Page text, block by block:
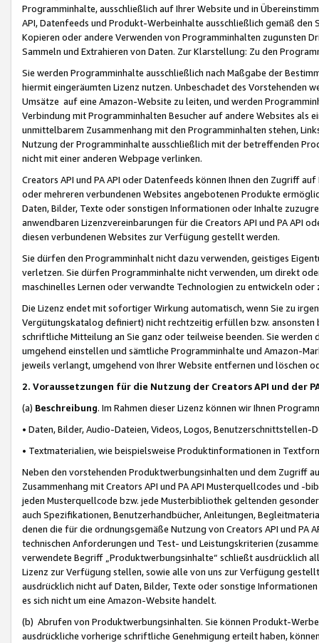
Programminhalte, ausschließlich auf Ihrer Website und in
API, Datenfeeds und Produkt-Werbeinhalte ausschließlich gemäß
Kopieren oder andere Verwenden von Programminhalten zugunsten
Sammeln und Extrahieren von Daten. Zur Klarstellung: Zu den
Sie werden Programminhalte ausschließlich nach Maßgabe der
hiermit eingeräumten Lizenz nutzen. Unbeschadet des Vorstehenden
Umsätze auf eine Amazon-Website zu leiten, und werden
Verbindung mit Programminhalten Besucher auf andere Websites als
unmittelbarem Zusammenhang mit den Programminhalten stehen,
Nutzung der Programminhalte ausschließlich mit der betreffenden
nicht mit einer anderen Webpage verlinken.
Creators API und PA API oder Datenfeeds können Ihnen den Zugriff
oder mehreren verbundenen Websites angebotenen Produkte
Daten, Bilder, Texte oder sonstigen Informationen oder Inhalte
anwendbaren Lizenzvereinbarungen für die Creators API und PA API
diesen verbundenen Websites zur Verfügung gestellt werden.
Sie dürfen den Programminhalt nicht dazu verwenden, geistiges
verletzen. Sie dürfen Programminhalte nicht verwenden, um direkt
maschinelles Lernen oder verwandte Technologien zu entwickeln
Die Lizenz endet mit sofortiger Wirkung automatisch, wenn Sie zu
Vergütungskatalog definiert) nicht rechtzeitig erfüllen bzw. ansonsten
schriftliche Mitteilung an Sie ganz oder teilweise beenden. Sie werden
umgehend einstellen und sämtliche Programminhalte und Amazon-
jeweils verlangt, umgehend von Ihrer Website entfernen und löschen
2. Voraussetzungen für die Nutzung der Creators API und der
(a) Beschreibung. Im Rahmen dieser Lizenz können wir Ihnen
• Daten, Bilder, Audio-Dateien, Videos, Logos, Benutzerschnittstellen-
• Textmaterialien, wie beispielsweise Produktinformationen in
Neben den vorstehenden Produktwerbungsinhalten und dem Zugriff
Zusammenhang mit Creators API und PA API Musterquellcodes und
jeden Musterquellcode bzw. jede Musterbibliothek geltenden
auch Spezifikationen, Benutzerhandbücher, Anleitungen,
denen die für die ordnungsgemäße Nutzung von Creators API und PA
technischen Anforderungen und Test- und Leistungskriterien
verwendete Begriff „Produktwerbungsinhalte“ schließt ausdrücklich
Lizenz zur Verfügung stellen, sowie alle von uns zur Verfügung
ausdrücklich nicht auf Daten, Bilder, Texte oder sonstige
es sich nicht um eine Amazon-Website handelt.
(b) Abrufen von Produktwerbungsinhalten. Sie können Produkt-
ausdrückliche vorherige schriftliche Genehmigung erteilt haben,